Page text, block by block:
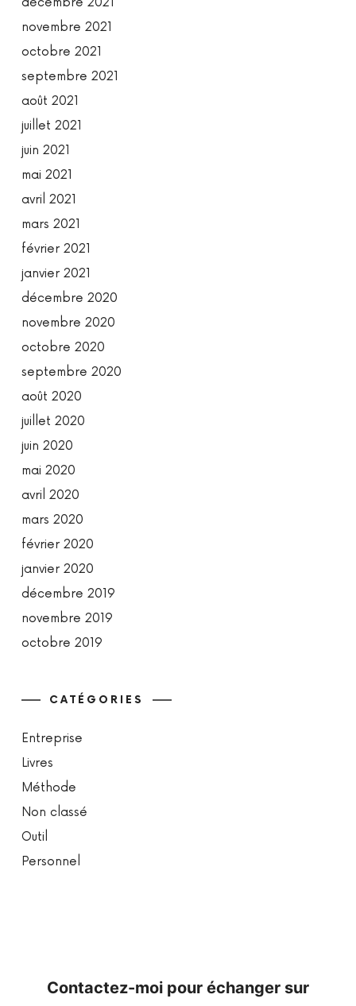
décembre 2021
novembre 2021
octobre 2021
septembre 2021
août 2021
juillet 2021
juin 2021
mai 2021
avril 2021
mars 2021
février 2021
janvier 2021
décembre 2020
novembre 2020
octobre 2020
septembre 2020
août 2020
juillet 2020
juin 2020
mai 2020
avril 2020
mars 2020
février 2020
janvier 2020
décembre 2019
novembre 2019
octobre 2019
CATÉGORIES
Entreprise
Livres
Méthode
Non classé
Outil
Personnel
Contactez-moi pour échanger sur